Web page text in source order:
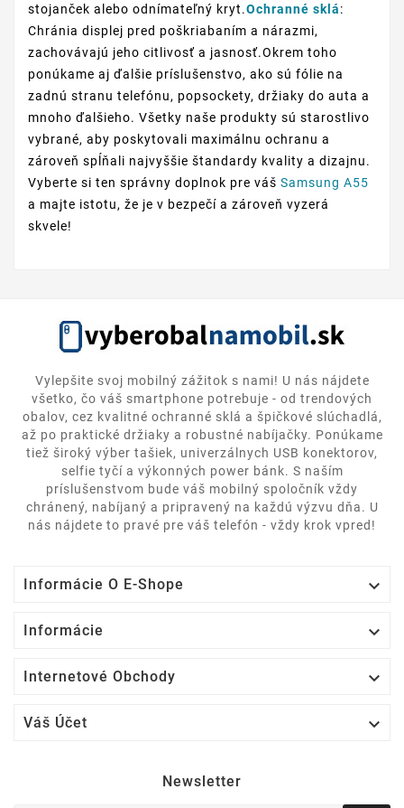
stojanček alebo odnímateľný kryt.Ochranné sklá:
Chránia displej pred poškriabaním a nárazmi,
zachovávajú jeho citlivosť a jasnosť.Okrem toho
ponúkame aj ďalšie príslušenstvo, ako sú fólie na
zadnú stranu telefónu, popsockety, držiaky do auta a
mnoho ďalšieho. Všetky naše produkty sú starostlivo
vybrané, aby poskytovali maximálnu ochranu a
zároveň spĺňali najvyššie štandardy kvality a dizajnu.
Vyberte si ten správny doplnok pre váš Samsung A55
a majte istotu, že je v bezpečí a zároveň vyzerá
skvele!
Vylepšite svoj mobilný zážitok s nami! U nás nájdete
všetko, čo váš smartphone potrebuje - od trendových
obalov, cez kvalitné ochranné sklá a špičkové slúchadlá,
až po praktické držiaky a robustné nabíjačky. Ponúkame
tiež široký výber tašiek, univerzálnych USB konektorov,
selfie tyčí a výkonných power bánk. S naším
príslušenstvom bude váš mobilný spoločník vždy
chránený, nabíjaný a pripravený na každú výzvu dňa. U
nás nájdete to pravé pre váš telefón - vždy krok vpred!
Informácie O E-Shope 
Informácie 
Internetové Obchody 
Váš Účet 
Newsletter